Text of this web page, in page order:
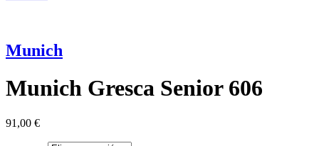
Munich
Munich Gresca Senior 606
91,00 €